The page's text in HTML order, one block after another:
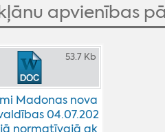
apvienības
53.7 Kb
Madonas nova
04.07.202
normatīvajā ak